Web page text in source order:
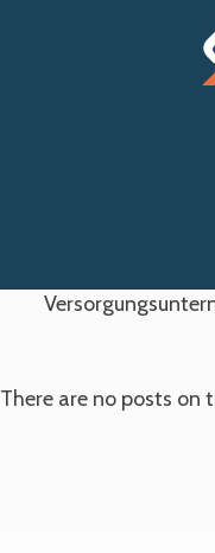
There are no posts on